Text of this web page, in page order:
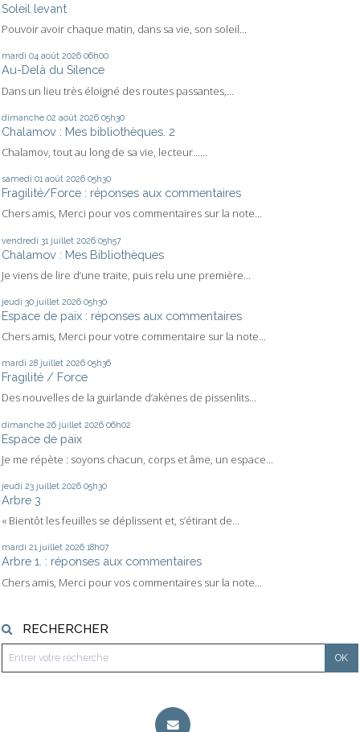
Soleil levant
Pouvoir avoir chaque matin, dans sa vie, son soleil...
mardi 04 août 2026 06h00
Au-Delà du Silence
Dans un lieu très éloigné des routes passantes,...
dimanche 02 août 2026 05h30
Chalamov : Mes bibliothèques. 2
Chalamov, tout au long de sa vie, lecteur…...
samedi 01 août 2026 05h30
Fragilité/Force : réponses aux commentaires
Chers amis, Merci pour vos commentaires sur la note...
vendredi 31 juillet 2026 05h57
Chalamov : Mes Bibliothèques
Je viens de lire d’une traite, puis relu une première...
jeudi 30 juillet 2026 05h30
Espace de paix : réponses aux commentaires
Chers amis, Merci pour votre commentaire sur la note...
mardi 28 juillet 2026 05h36
Fragilité / Force
Des nouvelles de la guirlande d’akènes de pissenlits...
dimanche 26 juillet 2026 06h02
Espace de paix
Je me répète : soyons chacun, corps et âme, un espace...
jeudi 23 juillet 2026 05h30
Arbre 3
« Bientôt les feuilles se déplissent et, s’étirant de...
mardi 21 juillet 2026 18h07
Arbre 1. : réponses aux commentaires
Chers amis, Merci pour vos commentaires sur la note...
RECHERCHER